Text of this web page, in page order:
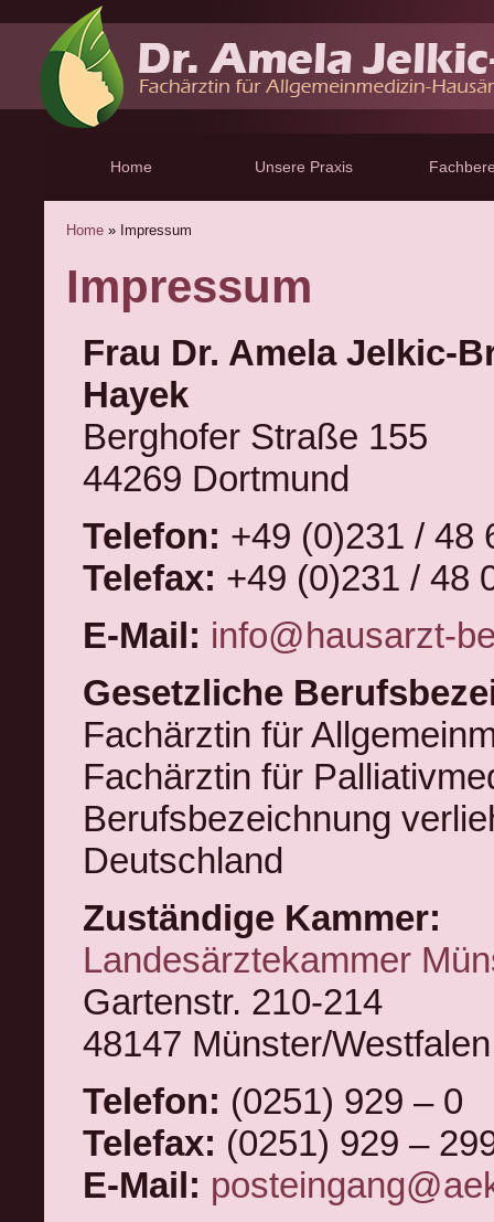
Home Unsere Praxis
Home » Impressum
Impressum
Frau Dr. Amela Jelkic-
Hayek
Berghofer Straße 155
44269 Dortmund
Telefon: +49 (0)231 / 48
Telefax: +49 (0)231 / 48
E-Mail: info@hausarzt-
Gesetzliche
Fachärztin für
Fachärztin für
Berufsbezeichnung
Deutschland
Zuständige Kammer:
Landesärztekammer
Gartenstr. 210-214
48147 Münster/Westfalen
Telefon: (0251) 929 – 0
Telefax: (0251) 929 –
E-Mail: